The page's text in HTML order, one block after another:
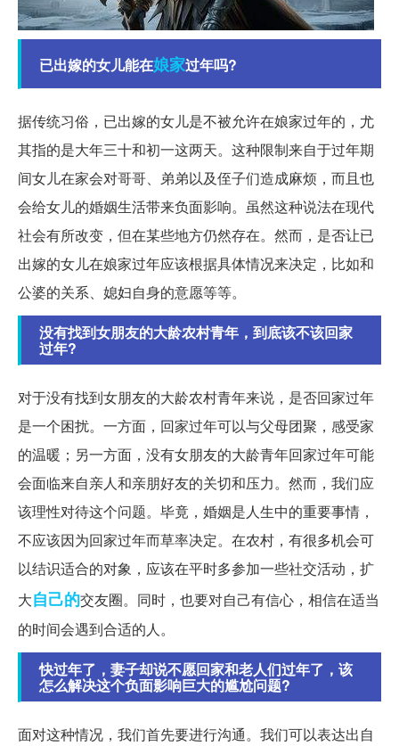
已出嫁的女儿能在娘家过年吗?
据传统习俗，已出嫁的女儿是不被允许在娘家过年的，尤
其指的是大年三十和初一这两天。这种限制来自于过年期
间女儿在家会对哥哥、弟弟以及侄子们造成麻烦，而且也
会给女儿的婚姻生活带来负面影响。虽然这种说法在现代
社会有所改变，但在某些地方仍然存在。然而，是否让已
出嫁的女儿在娘家过年应该根据具体情况来决定，比如和
公婆的关系、媳妇自身的意愿等等。
没有找到女朋友的大龄农村青年，到底该不该回家
过年?
对于没有找到女朋友的大龄农村青年来说，是否回家过年
是一个困扰。一方面，回家过年可以与父母团聚，感受家
的温暖；另一方面，没有女朋友的大龄青年回家过年可能
会面临来自亲人和亲朋好友的关切和压力。然而，我们应
该理性对待这个问题。毕竟，婚姻是人生中的重要事情，
不应该因为回家过年而草率决定。在农村，有很多机会可
以结识适合的对象，应该在平时多参加一些社交活动，扩
大自己的交友圈。同时，也要对自己有信心，相信在适当
的时间会遇到合适的人。
快过年了，妻子却说不愿回家和老人们过年了，该
怎么解决这个负面影响巨大的尴尬问题?
面对这种情况，我们首先要进行沟通。我们可以表达出自